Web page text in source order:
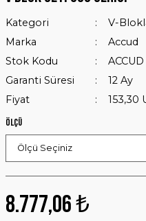
Kategori
V-
Marka
Accud
Stok Kodu
Garanti Süresi
12 Ay
Fiyat
153,30
Ölçü
8.777,06 ₺